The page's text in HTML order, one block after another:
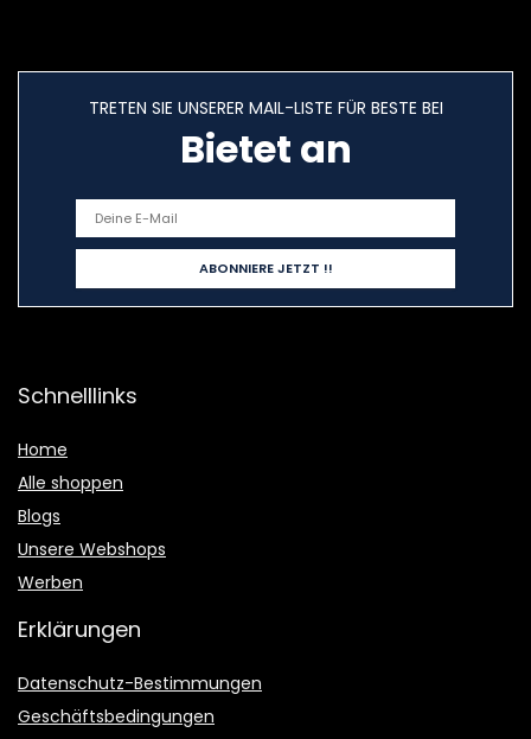
TRETEN SIE UNSERER MAIL-LISTE FÜR BESTE BEI
Bietet an
Schnelllinks
Home
Alle shoppen
Blogs
Unsere Webshops
Werben
Erklärungen
Datenschutz-Bestimmungen
Geschäftsbedingungen